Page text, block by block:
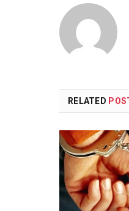
RELATED